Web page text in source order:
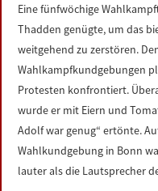
Eine fünfwöchige
Thadden genügte, um das
weitgehend zu zerstören.
Wahlkampfkundgebungen
Protesten konfrontiert.
wurde er mit Eiern und
Adolf war genug“ ertönte.
Wahlkundgebung in Bonn
lauter als die Lautsprecher